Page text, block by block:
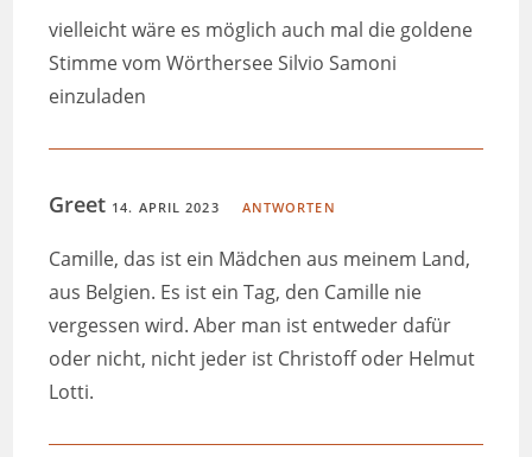
vielleicht wäre es möglich auch mal die goldene
Stimme vom Wörthersee Silvio Samoni
einzuladen
Greet 14. APRIL 2023 ANTWORTEN
Camille, das ist ein Mädchen aus meinem Land,
aus Belgien. Es ist ein Tag, den Camille nie
vergessen wird. Aber man ist entweder dafür
oder nicht, nicht jeder ist Christoff oder Helmut
Lotti.